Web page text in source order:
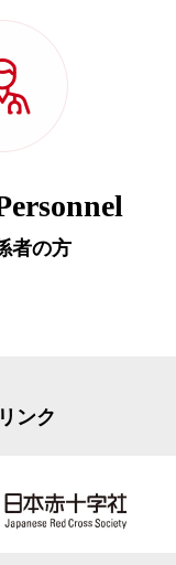
者の方
ンク